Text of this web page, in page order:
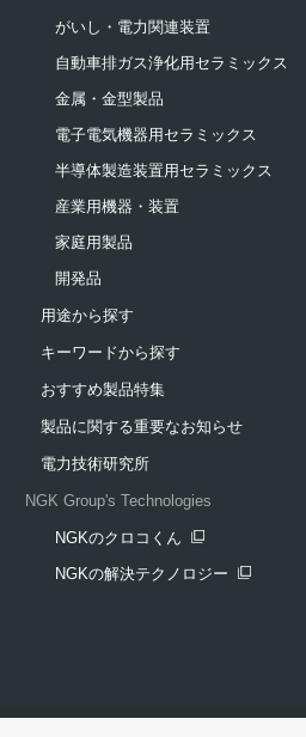
がいし・電力関連装置
自動車排ガス浄化用セラミックス
金属・金型製品
電子電気機器用セラミックス
半導体製造装置用セラミックス
産業用機器・装置
家庭用製品
開発品
用途から探す
キーワードから探す
おすすめ製品特集
製品に関する重要なお知らせ
電力技術研究所
NGK Group's Technologies
NGKのクロコくん
NGKの解決テクノロジー